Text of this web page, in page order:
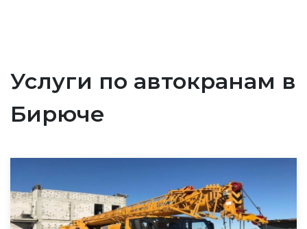
Услуги по автокранам в
Бирюче